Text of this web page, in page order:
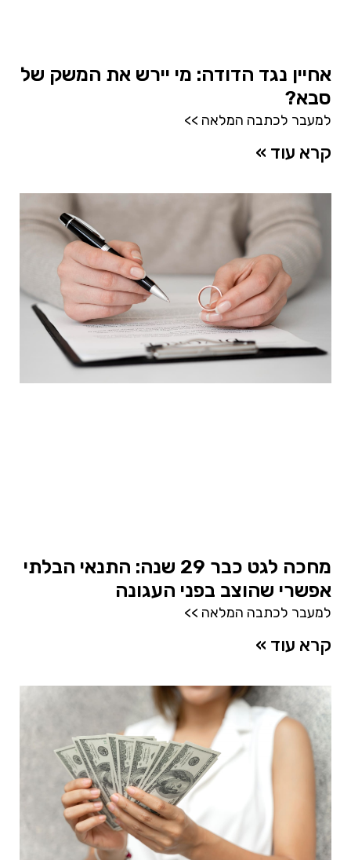
אחיין נגד הדודה: מי יירש את המשק של
סבא?
למעבר לכתבה המלאה >>
קרא עוד »
מחכה לגט כבר 29 שנה: התנאי הבלתי
אפשרי שהוצב בפני העגונה
למעבר לכתבה המלאה >>
קרא עוד »